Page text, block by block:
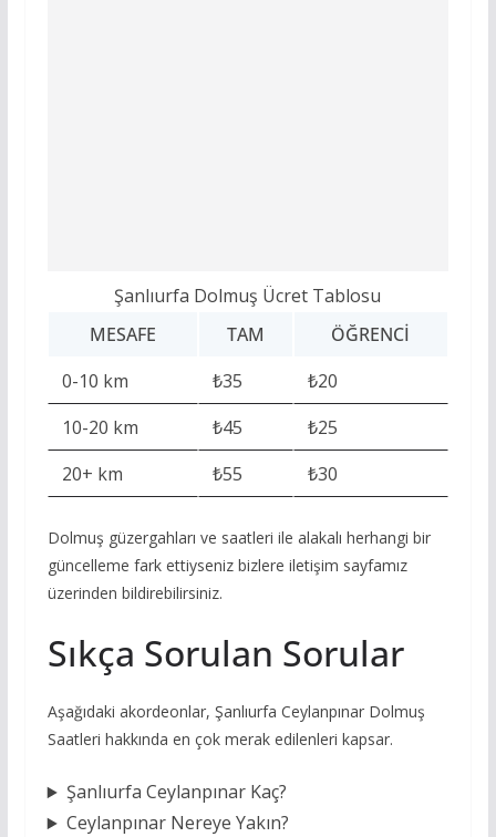
Şanlıurfa Dolmuş Ücret Tablosu
MESAFE
TAM
ÖĞRENCI
0-10 km
₺35
₺20
10-20 km
₺45
₺25
20+ km
₺55 ₺30
Dolmuş güzergahları ve saatleri ile alakalı herhangi bir
güncelleme fark ettiyseniz bizlere iletişim sayfamız
üzerinden bildirebilirsiniz.
Sıkça Sorulan Sorular
Aşağıdaki akordeonlar, Şanlıurfa Ceylanpınar Dolmuş
Saatleri hakkında en çok merak edilenleri kapsar.
Şanlıurfa Ceylanpınar Kaç?
Ceylanpınar Nereye Yakın?